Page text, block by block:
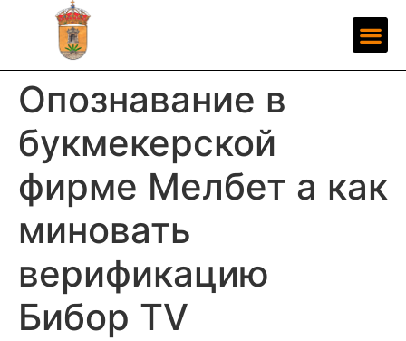
Опознавание в
букмекерской
фирме Мелбет а как
миновать
верификацию
Бибор TV